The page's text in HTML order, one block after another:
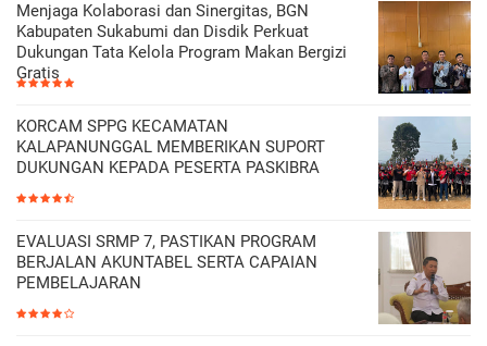
Menjaga Kolaborasi dan Sinergitas, BGN
Kabupaten Sukabumi dan Disdik Perkuat
Dukungan Tata Kelola Program Makan Bergizi
Gratis
KORCAM SPPG KECAMATAN
KALAPANUNGGAL MEMBERIKAN SUPORT
DUKUNGAN KEPADA PESERTA PASKIBRA
EVALUASI SRMP 7, PASTIKAN PROGRAM
BERJALAN AKUNTABEL SERTA CAPAIAN
PEMBELAJARAN